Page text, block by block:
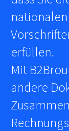
erfüllen.
Mit
andere